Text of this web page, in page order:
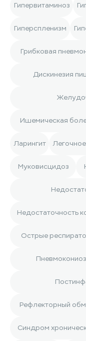
Гипервитаминоз
Гиперспленизм
Грибковая
Дискинезия
Ишемическая
Ларингит
Муковисцидоз
Недостаточность
Острые
Пневмокониоз
Рефлекторный
Синдром